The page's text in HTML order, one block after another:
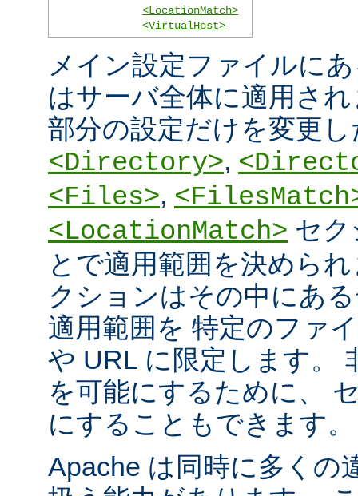
<LocationMatch>
<VirtualHost>
メイン設定ファイルに
はサーバ全体に適用さ
部分の設定だけを変更
<Directory>,
<Files>,
<LocationMatch> セ
とで適用範囲を決めら
クションはその中にあ
適用範囲を 特定のファ
や URL に限定します。
を可能にするために、
にすることもできます。
Apache は同時に多くの